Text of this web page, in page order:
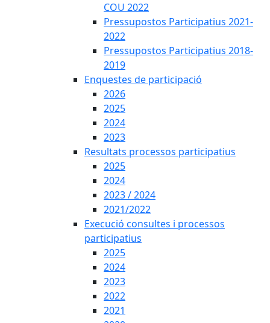
COU 2022
Pressupostos Participatius 2021-
2022
Pressupostos Participatius 2018-
2019
Enquestes de participació
2026
2025
2024
2023
Resultats processos participatius
2025
2024
2023 / 2024
2021/2022
Execució consultes i processos
participatius
2025
2024
2023
2022
2021